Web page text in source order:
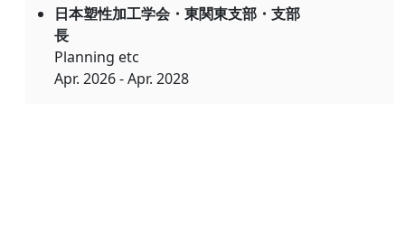
日本塑性加工学会・東関東支部・支部
長
Planning etc
Apr. 2026 - Apr. 2028